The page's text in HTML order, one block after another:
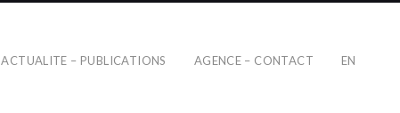
ACTUALITE – PUBLICATIONS AGENCE – CONTACT EN